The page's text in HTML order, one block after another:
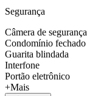
Segurança
Câmera de segurança
Condomínio fechado
Guarita blindada
Interfone
Portão eletrônico
+Mais